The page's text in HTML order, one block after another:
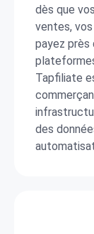
dès que
ventes,
payez près
Tapfiliate
des